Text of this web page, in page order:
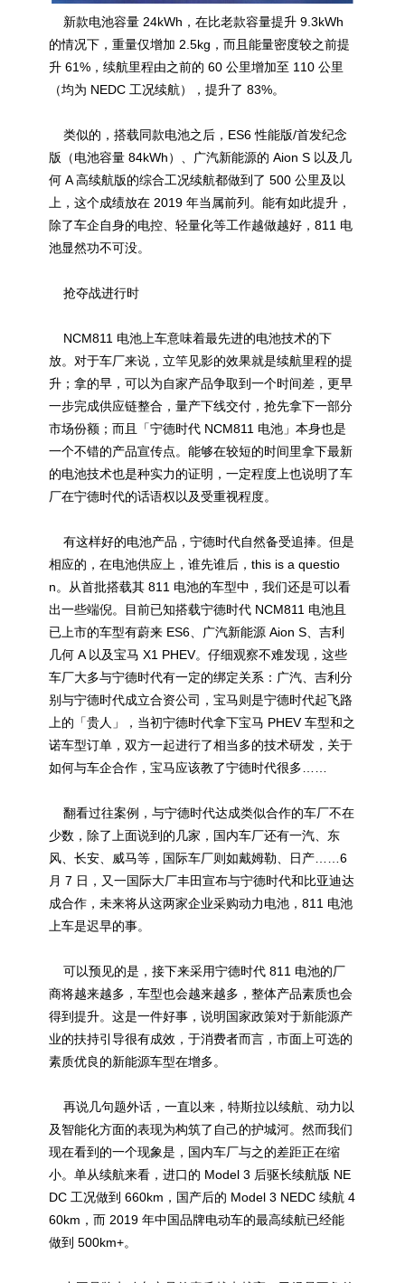
新款电池容量 24kWh，在比老款容量提升 9.3kWh
的情况下，重量仅增加 2.5kg，而且能量密度较之前提
升 61%，续航里程由之前的 60 公里增加至 110 公里
（均为 NEDC 工况续航），提升了 83%。
类似的，搭载同款电池之后，ES6 性能版/首发纪念
版（电池容量 84kWh）、广汽新能源的 Aion S 以及几
何 A 高续航版的综合工况续航都做到了 500 公里及以
上，这个成绩放在 2019 年当属前列。能有如此提升，
除了车企自身的电控、轻量化等工作越做越好，811 电
池显然功不可没。
抢夺战进行时
NCM811 电池上车意味着最先进的电池技术的下
放。对于车厂来说，立竿见影的效果就是续航里程的提
升；拿的早，可以为自家产品争取到一个时间差，更早
一步完成供应链整合，量产下线交付，抢先拿下一部分
市场份额；而且「宁德时代 NCM811 电池」本身也是
一个不错的产品宣传点。能够在较短的时间里拿下最新
的电池技术也是种实力的证明，一定程度上也说明了车
厂在宁德时代的话语权以及受重视程度。
有这样好的电池产品，宁德时代自然备受追捧。但是
相应的，在电池供应上，谁先谁后，this is a questio
n。从首批搭载其 811 电池的车型中，我们还是可以看
出一些端倪。目前已知搭载宁德时代 NCM811 电池且
已上市的车型有蔚来 ES6、广汽新能源 Aion S、吉利
几何 A 以及宝马 X1 PHEV。仔细观察不难发现，这些
车厂大多与宁德时代有一定的绑定关系：广汽、吉利分
别与宁德时代成立合资公司，宝马则是宁德时代起飞路
上的「贵人」，当初宁德时代拿下宝马 PHEV 车型和之
诺车型订单，双方一起进行了相当多的技术研发，关于
如何与车企合作，宝马应该教了宁德时代很多……
翻看过往案例，与宁德时代达成类似合作的车厂不在
少数，除了上面说到的几家，国内车厂还有一汽、东
风、长安、威马等，国际车厂则如戴姆勒、日产……6
月 7 日，又一国际大厂丰田宣布与宁德时代和比亚迪达
成合作，未来将从这两家企业采购动力电池，811 电池
上车是迟早的事。
可以预见的是，接下来采用宁德时代 811 电池的厂
商将越来越多，车型也会越来越多，整体产品素质也会
得到提升。这是一件好事，说明国家政策对于新能源产
业的扶持引导很有成效，于消费者而言，市面上可选的
素质优良的新能源车型在增多。
再说几句题外话，一直以来，特斯拉以续航、动力以
及智能化方面的表现为构筑了自己的护城河。然而我们
现在看到的一个现象是，国内车厂与之的差距正在缩
小。单从续航来看，进口的 Model 3 后驱长续航版 NE
DC 工况做到 660km，国产后的 Model 3 NEDC 续航 4
60km，而 2019 年中国品牌电动车的最高续航已经能
做到 500km+。